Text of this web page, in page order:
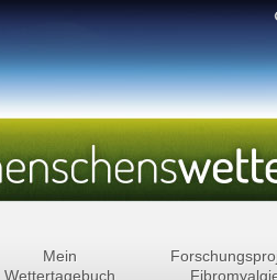
Mein
Wettertagebuch